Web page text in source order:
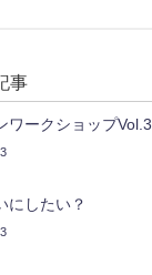
事
ワークショップVol.3
にしたい？